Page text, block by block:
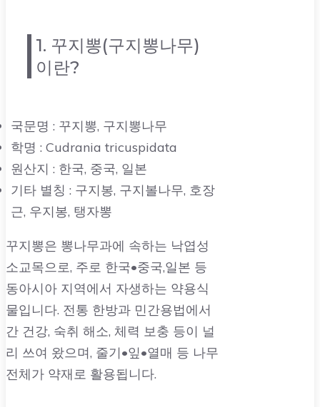
1. 꾸지뽕(구지뽕나무)
이란?
국문명 : 꾸지뽕, 구지뽕나무
학명 : Cudrania tricuspidata
원산지 : 한국, 중국, 일본
기타 별칭 : 구지봉, 구지볼나무, 호장
근, 우지봉, 탱자뽕
꾸지뽕은 뽕나무과에 속하는 낙엽성
소교목으로, 주로 한국•중국,일본 등
동아시아 지역에서 자생하는 약용식
물입니다. 전통 한방과 민간용법에서
간 건강, 숙취 해소, 체력 보충 등이 널
리 쓰여 왔으며, 줄기•잎•열매 등 나무
전체가 약재로 활용됩니다.